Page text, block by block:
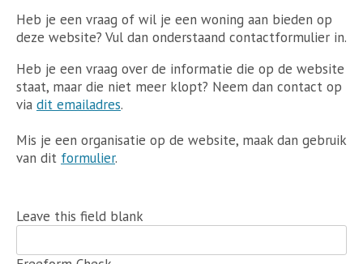
Heb je een vraag of wil je een woning aan bieden op
deze website? Vul dan onderstaand contactformulier in.
Heb je een vraag over de informatie die op de website
staat, maar die niet meer klopt? Neem dan contact op
via dit emailadres.
Mis je een organisatie op de website, maak dan gebruik
van dit formulier.
Leave this field blank